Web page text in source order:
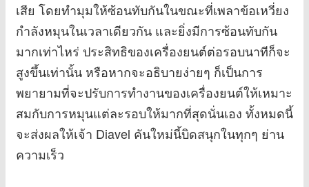
เสีย โดยทำมุมให้ซ้อนทับกันในขณะที่เพลาข้อเหวี่ยง
กำลังหมุนในเวลาเดียวกัน และยิ่งมีการซ้อนทับกัน
มากเท่าไหร่ ประสิทธิของเครื่องยนต์ต่อรอบนาทีก็จะ
สูงขึ้นเท่านั้น หรือหากจะอธิบายง่ายๆ ก็เป็นการ
พยายามที่จะปรับการทำงานของเครื่องยนต์ให้เหมาะ
สมกับการหมุนแต่ละรอบให้มากที่สุดนั่นเอง ทั้งหมดนี้
จะส่งผลให้เจ้า Diavel คันใหม่นี้บิดสนุกในทุกๆ ย่าน
ความเร็ว